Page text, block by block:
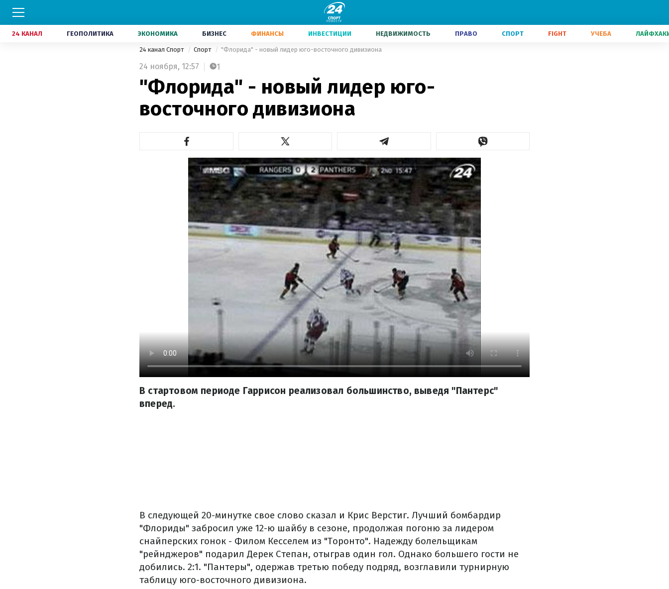
24 КАНАЛ ГЕОПОЛИТИКА ЭКОНОМИКА БИЗНЕС ФИНАНСЫ ИНВЕСТИЦИИ НЕДВИЖИМОСТЬ ПРАВО СПОРТ FIGHT УЧЕБА
24 канал Спорт Спорт "Флорида" - новый лидер юго-восточного дивизиона
24 ноября, 12:57 1
"Флорида" - новый лидер юго-
восточного дивизиона
В стартовом периоде Гаррисон реализовал большинство, выведя "Пантерс"
вперед.
В следующей 20-минутке свое слово сказал и Крис Верстиг. Лучший бомбардир
"Флориды" забросил уже 12-ю шайбу в сезоне, продолжая погоню за лидером
снайперских гонок - Филом Кесселем из "Торонто". Надежду болельщикам
"рейнджеров" подарил Дерек Степан, отыграв один гол. Однако большего гости не
добились. 2:1. "Пантеры", одержав третью победу подряд, возглавили турнирную
таблицу юго-восточного дивизиона.